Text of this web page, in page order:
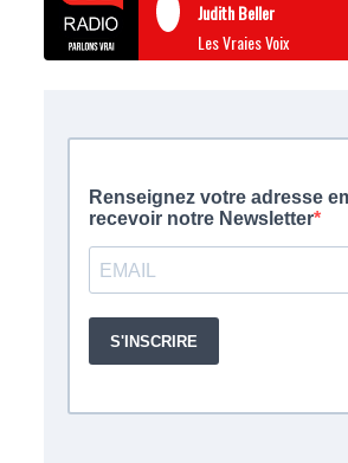
Judith Beller
Les Vraies Voix